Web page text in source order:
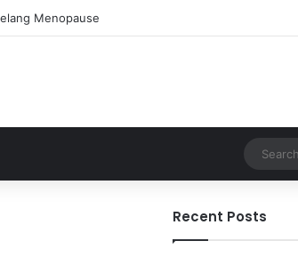
Menopause
Recent Posts